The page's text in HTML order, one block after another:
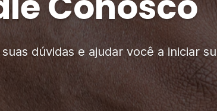
dúvidas e ajudar você a iniciar